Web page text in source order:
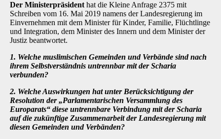
Der Ministerpräsident hat die Kleine Anfrage 2375 mit
Schreiben vom 16. Mai 2019 namens der Landesregierung im
Einvernehmen mit dem Minister für Kinder, Familie, Flüchtlinge
und Integration, dem Minister des Innern und dem Minister der
Justiz beantwortet.
1. Welche muslimischen Gemeinden und Verbände sind nach
ihrem Selbstverständnis untrennbar mit der Scharia
verbunden?
2. Welche Auswirkungen hat unter Berücksichtigung der
Resolution der „Parlamentarischen Versammlung des
Europarats“ diese untrennbare Verbindung mit der Scharia
auf die zukünftige Zusammenarbeit der Landesregierung mit
diesen Gemeinden und Verbänden?